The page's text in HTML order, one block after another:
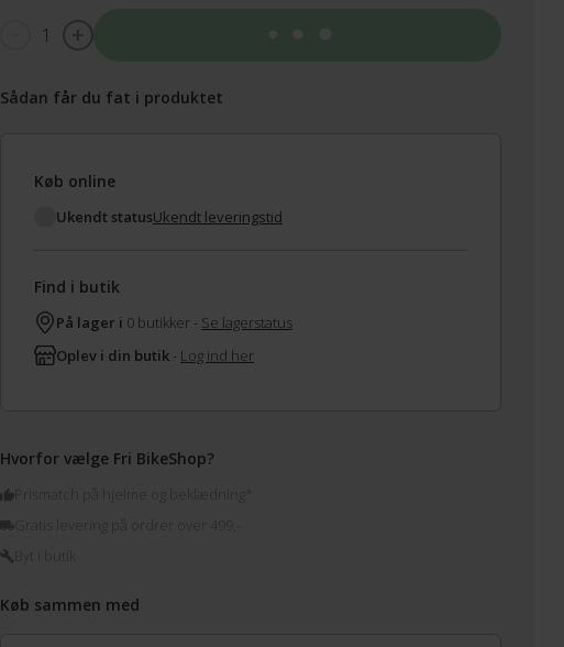
1
Sådan får du fat i produktet
Køb online
Ukendt statusUkendt leveringstid
Find i butik
På lager i 0 butikker - Se lagerstatus
Oplev i din butik - Log ind her
Hvorfor vælge Fri BikeShop?
Prismatch på hjelme og beklædning*
Køb sammen med